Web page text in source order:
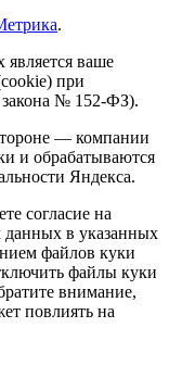
.
ваше
при
закона № 152-ФЗ).
— компании
и обрабатываются
Яндекса.
согласие на
данных в указанных
файлов куки
файлы куки
внимание,
повлиять на